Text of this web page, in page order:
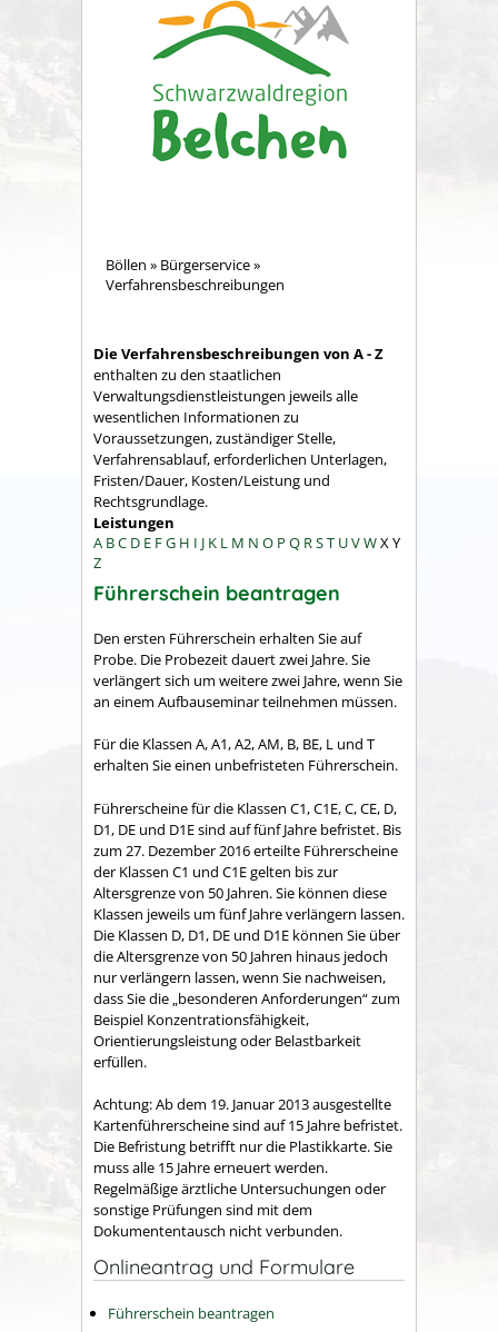
Böllen » Bürgerservice»
Verfahrensbeschreibungen
Die Verfahrensbeschreibungen von A - Z
enthalten zu den staatlichen
Verwaltungsdienstleistungen jeweils alle
wesentlichen Informationen zu
Voraussetzungen, zuständiger Stelle,
Verfahrensablauf, erforderlichen Unterlagen,
Fristen/Dauer, Kosten/Leistung und
Rechtsgrundlage.
Leistungen
A BC D E FG H I J K L M N O P Q RST UVWX Y
Z
Führerschein beantragen
Den ersten Führerschein erhalten Sie auf
Probe. Die Probezeit dauert zwei Jahre.Sie
verlängert sich um weitere zwei Jahre, wenn Sie
an einem Aufbauseminar teilnehmen müssen.
Für die Klassen A, A1, A2, AM, B, BE, L und T
erhalten Sie einen unbefristeten Führerschein.
Führerscheine für die Klassen C1, C1E, C, CE, D,
D1, DE und D1E sind auf fünf Jahre befristet. Bis
zum 27. Dezember 2016 erteilte Führerscheine
der Klassen C1 und C1E gelten bis zur
Altersgrenze von 50 Jahren. Sie können diese
Klassen jeweils um fünf Jahre verlängern lassen.
Die Klassen D, D1, DE und D1E können Sie über
die Altersgrenze von 50 Jahren hinaus jedoch
nur verlängern lassen, wenn Sie nachweisen,
dass Sie die „besonderen Anforderungen“ zum
Beispiel Konzentrationsfähigkeit,
Orientierungsleistung oder Belastbarkeit
erfüllen.
Achtung:Ab dem 19. Januar 2013 ausgestellte
Kartenführerscheine sind auf 15 Jahre befristet.
Die Befristung betrifft nur die Plastikkarte. Sie
muss alle 15 Jahre erneuert werden.
Regelmäßige ärztliche Untersuchungen oder
sonstige Prüfungen sind mit dem
Dokumententausch nicht verbunden.
Onlineantrag und Formulare
Führerschein beantragen